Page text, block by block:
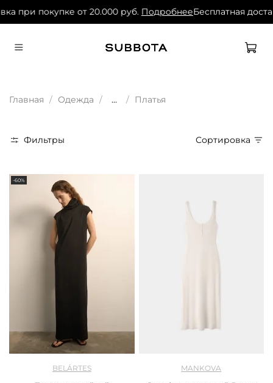
при покупке от 20.000 руб. ПодробнееБесплатная
Главная Одежда ... Платья
Фильтры Сортировка
-60%
BELÁRTES
MANKOVA